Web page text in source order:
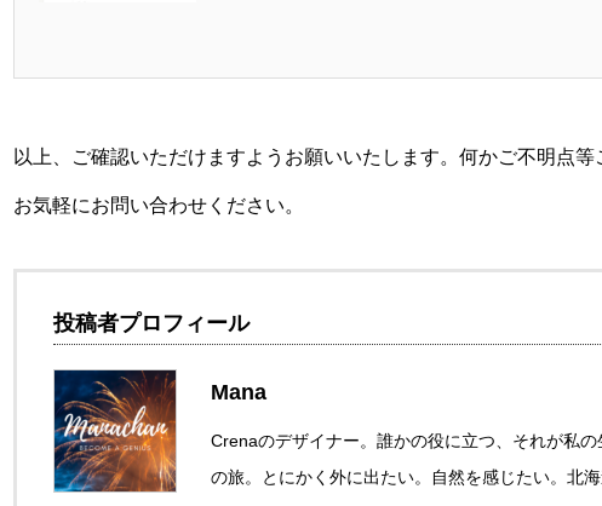
以上、ご確認いただけますようお願いいたします。何かご不明点等
お気軽にお問い合わせください。
投稿者プロフィール
Mana
Crenaのデザイナー。誰かの役に立つ、それが私
の旅。とにかく外に出たい。自然を感じたい。北